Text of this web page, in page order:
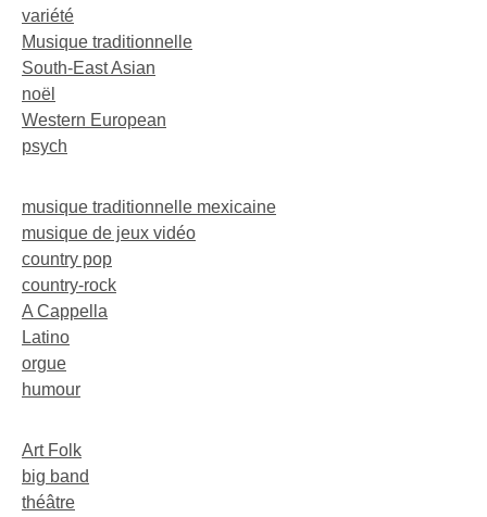
variété
Musique traditionnelle
South-East Asian
noël
Western European
psych
musique traditionnelle mexicaine
musique de jeux vidéo
country pop
country-rock
A Cappella
Latino
orgue
humour
Art Folk
big band
théâtre